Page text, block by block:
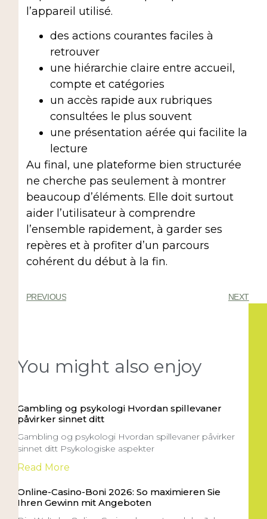
l’appareil utilisé.
des actions courantes faciles à
retrouver
une hiérarchie claire entre accueil,
compte et catégories
un accès rapide aux rubriques
consultées le plus souvent
une présentation aérée qui facilite la
lecture
Au final, une plateforme bien structurée
ne cherche pas seulement à montrer
beaucoup d’éléments. Elle doit surtout
aider l’utilisateur à comprendre
l’ensemble rapidement, à garder ses
repères et à profiter d’un parcours
cohérent du début à la fin.
PREVIOUS NEXT
You might also enjoy
Gambling og psykologi Hvordan spillevaner
påvirker sinnet ditt
Gambling og psykologi Hvordan spillevaner påvirker
sinnet ditt Psykologiske aspekter
Read More
Online-Casino-Boni 2026: So maximieren Sie
Ihren Gewinn mit Angeboten